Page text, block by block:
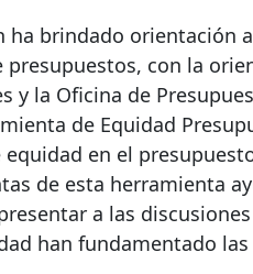
ha brindado orientación
con la
y la Oficina de
de Equidad
en el
de esta herramienta
a las discusiones
han fundamentado las